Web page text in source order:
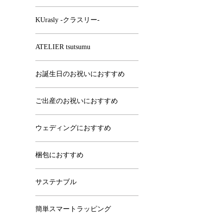
KUrasly -クラスリー-
ATELIER tsutsumu
お誕生日のお祝いにおすすめ
ご出産のお祝いにおすすめ
ウェディングにおすすめ
梱包におすすめ
サステナブル
簡単スマートラッピング